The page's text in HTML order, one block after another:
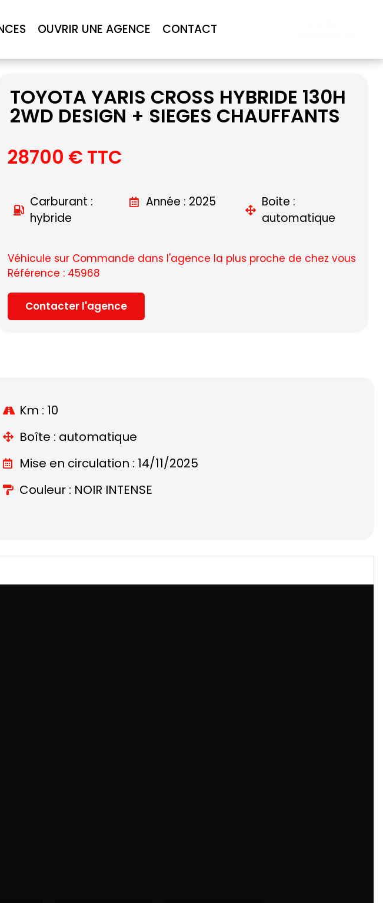
OUVRIR UNE AGENCE CONTACT
TOYOTA YARIS CROSS HYBRIDE 130H
2WD DESIGN + SIEGES CHAUFFANTS
28700 € TTC
Carburant :
hybride
Année : 2025
Boite :
automatique
Véhicule sur Commande dans l'agence la plus proche de chez vous
Référence : 45968
Contacter l'agence
Km : 10
Boîte : automatique
Mise en circulation : 14/11/2025
Couleur : NOIR INTENSE